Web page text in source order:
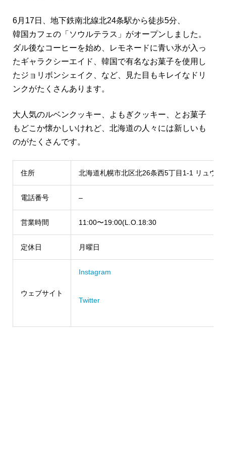
6月17日、地下鉄南北線北24条駅から徒歩5分、
韓国カフェの「ソウルテラス」がオープンしました。
ダル後なコーヒーを始め、レモネードに青い氷が入っ
たギャラクシーエイド、韓国で有名なお菓子を使用し
たジョリボンシェイク、など、見た目もキレイなドリ
ンクがたくさんあります。
大人気のルベンクッキー、よもぎクッキー、とお菓子
もどこか懐かしいけれど、北海道の人々には新しいも
のがたくさんです。
住所 北海道札幌市北区北26条西5丁目1-1 リュウル
電話番号 –
営業時間 11:00〜19:00(L.O.18:30
定休日 月曜日
ウェブサイト
Instagram
Twitter